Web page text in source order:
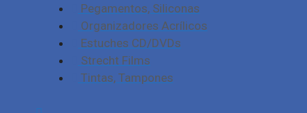
Pegamentos, Siliconas
Organizadores Acrílicos
Estuches CD/DVDs
Strecht Films
Tintas, Tampones